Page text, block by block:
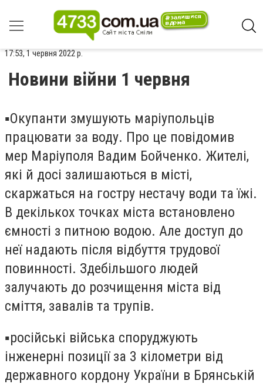
17:53, 1 червня 2022 р.
Новини війни 1 червня
▪️Окупанти змушують маріупольців
працювати за воду. Про це повідомив
мер Маріуполя Вадим Бойченко. Жителі,
які й досі залишаються в місті,
скаржаться на гостру нестачу води та їжі.
В декількох точках міста встановлено
ємності з питною водою. Але доступ до
неї надають після відбуття трудової
повинності. Здебільшого людей
залучають до розчищення міста від
сміття, завалів та трупів.
▪️російські війська споруджують
інженерні позиції за 3 кілометри від
державного кордону України в Брянській